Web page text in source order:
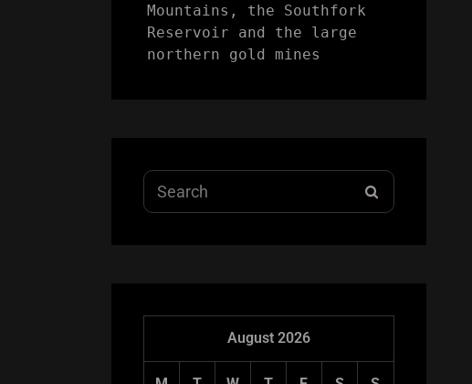
Mountains, the Southfork
Reservoir and the large
northern gold mines
Search
for:
August 2026